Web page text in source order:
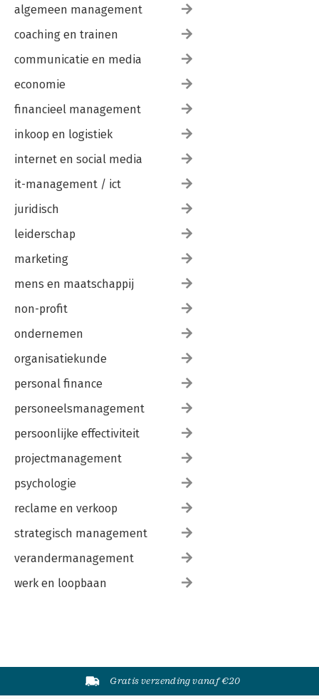
algemeen management
coaching en trainen
communicatie en media
economie
financieel management
inkoop en logistiek
internet en social media
it-management / ict
juridisch
leiderschap
marketing
mens en maatschappij
non-profit
ondernemen
organisatiekunde
personal finance
personeelsmanagement
persoonlijke effectiviteit
projectmanagement
psychologie
reclame en verkoop
strategisch management
verandermanagement
werk en loopbaan
Gratis verzending vanaf €20